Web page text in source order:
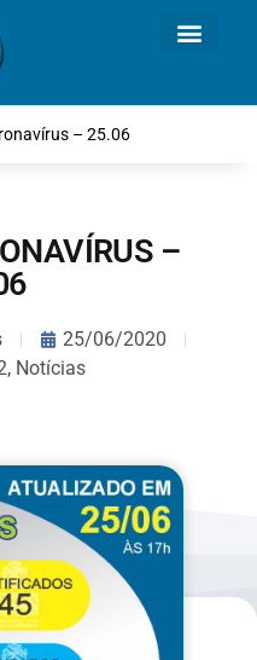
– 25.06
–
25/06/2020
, Notícias